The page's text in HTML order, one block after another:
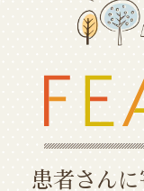
患者さん